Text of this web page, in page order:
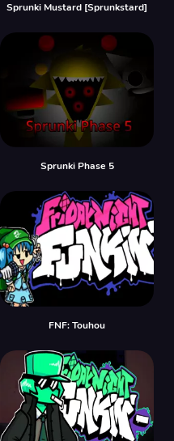
Sprunki Mustard [Sprunkstard]
Sprunki Phase 5
FNF: Touhou